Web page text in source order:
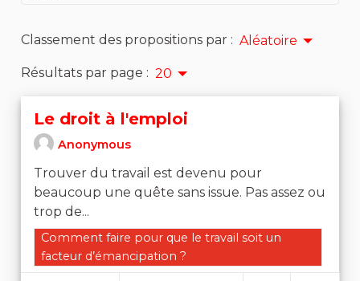
Classement des propositions par : Aléatoire
Résultats par page : 20
Le droit à l'emploi
Anonymous
Trouver du travail est devenu pour
beaucoup une quête sans issue. Pas assez ou
trop de...
Filtrer les résultats de la catégorie : Comment faire
Comment faire pour que le travail soit un
facteur d’émancipation ?